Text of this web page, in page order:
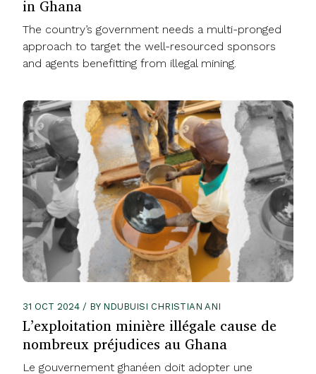
in Ghana
The country’s government needs a multi-pronged
approach to target the well-resourced sponsors
and agents benefitting from illegal mining.
31 OCT 2024 / BY NDUBUISI CHRISTIAN ANI
L’exploitation minière illégale cause de
nombreux préjudices au Ghana
Le gouvernement ghanéen doit adopter une